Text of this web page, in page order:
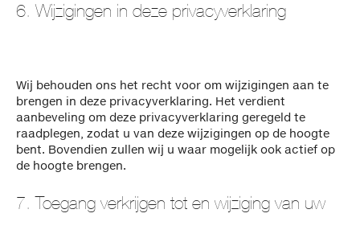
6. Wijzigingen in deze privacyverklaring
Wij behouden ons het recht voor om wijzigingen aan te
brengen in deze privacyverklaring. Het verdient
aanbeveling om deze privacyverklaring geregeld te
raadplegen, zodat u van deze wijzigingen op de hoogte
bent. Bovendien zullen wij u waar mogelijk ook actief op
de hoogte brengen.
7. Toegang verkrijgen tot en wijziging van uw